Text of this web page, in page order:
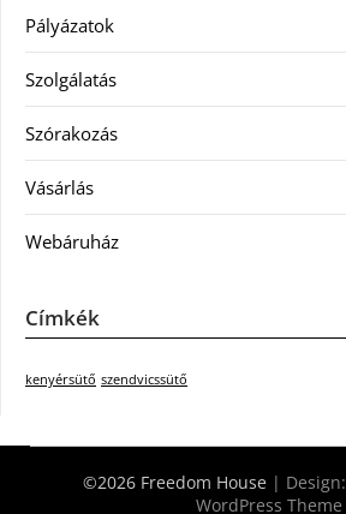
Pályázatok
Szolgálatás
Szórakozás
Vásárlás
Webáruház
Címkék
kenyérsütő szendvicssütő
©2026 Freedom House | Design:
WordPress Theme